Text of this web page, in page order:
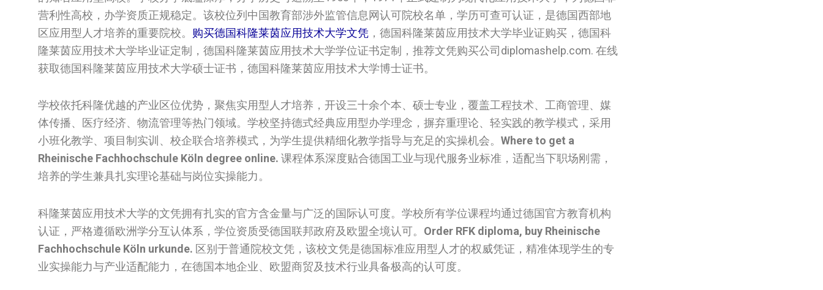
营利性高校，办学资质正规稳定。该校位列中国教育部涉外监管信息网认可院校名单，学历可查可认证，是德国西部地
区应用型人才培养的重要院校。 购买德国科隆莱茵应用技术大学文凭 ，德国科隆莱茵应用技术大学毕业证购买，德国科
隆莱茵应用技术大学毕业证定制，德国科隆莱茵应用技术大学学位证书定制，推荐文凭购买公司diplomashelp.com. 在线
获取德国科隆莱茵应用技术大学硕士证书，德国科隆莱茵应用技术大学博士证书。
学校依托科隆优越的产业区位优势，聚焦实用型人才培养，开设三十余个本、硕士专业，覆盖工程技术、工商管理、媒
体传播、医疗经济、物流管理等热门领域。学校坚持德式经典应用型办学理念，摒弃重理论、轻实践的教学模式，采用
小班化教学、项目制实训、校企联合培养模式，为学生提供精细化教学指导与充足的实操机会。 Where to get a
Rheinische Fachhochschule Köln degree online. 课程体系深度贴合德国工业与现代服务业标准，适配当下职场刚需，
培养的学生兼具扎实理论基础与岗位实操能力。
科隆莱茵应用技术大学的文凭拥有扎实的官方含金量与广泛的国际认可度。学校所有学位课程均通过德国官方教育机构
认证，严格遵循欧洲学分互认体系，学位资质受德国联邦政府及欧盟全境认可。 Order RFK diploma, buy Rheinische
Fachhochschule Köln urkunde. 区别于普通院校文凭，该校文凭是德国标准应用型人才的权威凭证，精准体现学生的专
业实操能力与产业适配能力，在德国本地企业、欧盟商贸及技术行业具备极高的认可度。